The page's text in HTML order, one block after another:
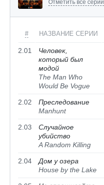
Отметить все серии
# НАЗВАНИЕ СЕРИИ
2.01
Человек,
который был
модой
The Man Who
Would Be Vogue
2.02
Преследование
Manhunt
2.03
Случайное
убийство
A Random Killing
2.04
Дом у озера
House by the Lake